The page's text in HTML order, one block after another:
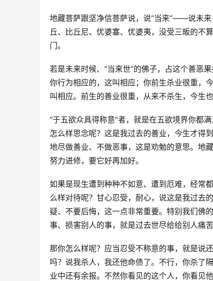
地藏菩萨跟坚净信菩萨说，说“当来”——说未
丘、比丘尼、优婆塞、优婆夷，没受三皈的不
门。
若是未来时候、“当来世”的佛子，占这个善恶
你行为相应的，这叫相应；你前生杀业很重，
叫相应。前生的善业很重，从来不杀生，今生
“于五欲众具得称意”者，就是在五欲境界你都
怎么样思念呢？这是我过去的善业，今生才
地尽做善业、不做恶事，这是劝勉的意思。地
努力进修，要它好再加好。
如果是现生遭到种种不如意、遭到厄难，经常
么样对待呢？甘心忍受，耐心，说这是我过去
疑、不要后悔，这一点非常重要。特别我们佛
事、损害别人的事，就是过去世尽给给别人痛
那你怎么样呢？应当忍受不称意的事，就是说
吗？说我杀人，我还他命债了。不行，你杀了
业中还有余报。不然你看见的这个人，你看见